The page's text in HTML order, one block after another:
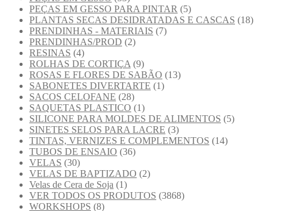
PEÇAS EM GESSO PARA PINTAR (5)
PLANTAS SECAS DESIDRATADAS E CASCAS (18)
PRENDINHAS - MATERIAIS (7)
PRENDINHAS/PROD (2)
RESINAS (4)
ROLHAS DE CORTIÇA (9)
ROSAS E FLORES DE SABÃO (13)
SABONETES DIVERTARTE (1)
SACOS CELOFANE (28)
SAQUETAS PLASTICO (1)
SILICONE PARA MOLDES DE ALIMENTOS (5)
SINETES SELOS PARA LACRE (3)
TINTAS, VERNIZES E COMPLEMENTOS (14)
TUBOS DE ENSAIO (36)
VELAS (30)
VELAS DE BAPTIZADO (2)
Velas de Cera de Soja (1)
VER TODOS OS PRODUTOS (3868)
WORKSHOPS (8)